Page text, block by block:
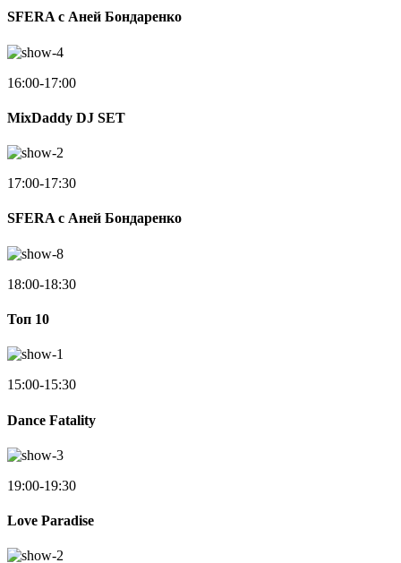
SFERA с Аней Бондаренко
16:00-17:00
MixDaddy DJ SET
17:00-17:30
SFERA с Аней Бондаренко
18:00-18:30
Toп 10
15:00-15:30
Dance Fatality
19:00-19:30
Love Paradise